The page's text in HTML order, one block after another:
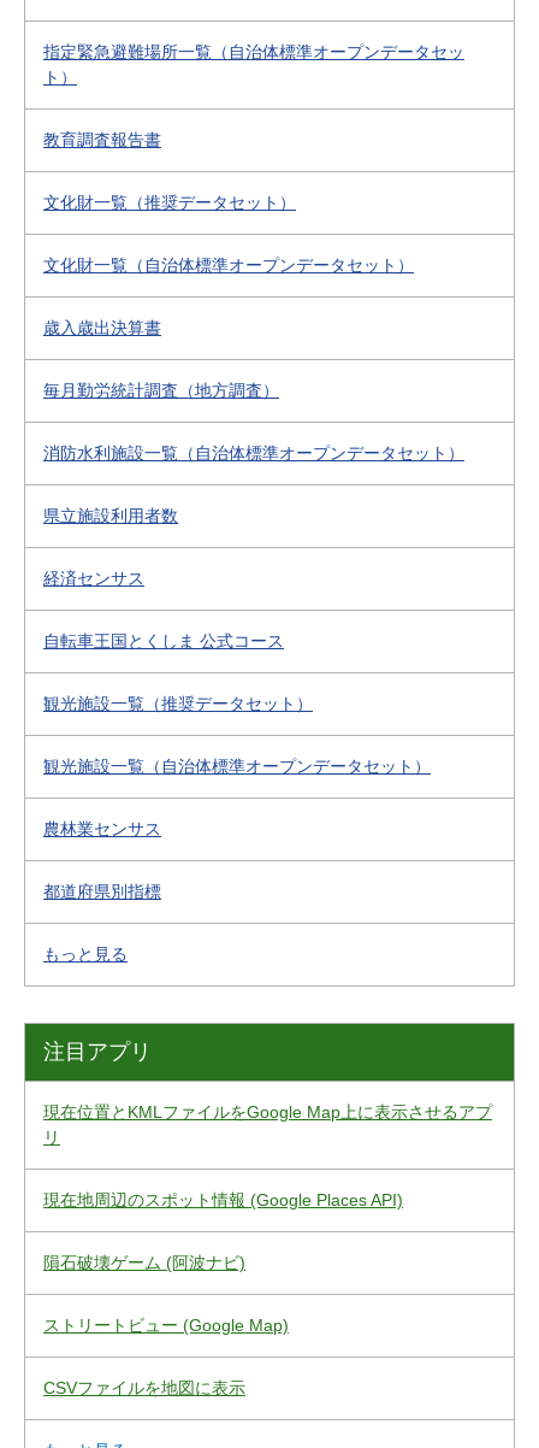
指定緊急避難場所一覧（自治体標準オープンデータセッ
ト）
教育調査報告書
文化財一覧（推奨データセット）
文化財一覧（自治体標準オープンデータセット）
歳入歳出決算書
毎月勤労統計調査（地方調査）
消防水利施設一覧（自治体標準オープンデータセット）
県立施設利用者数
経済センサス
自転車王国とくしま 公式コース
観光施設一覧（推奨データセット）
観光施設一覧（自治体標準オープンデータセット）
農林業センサス
都道府県別指標
もっと見る
注目アプリ
現在位置とKMLファイルをGoogle Map上に表示させるアプ
リ
現在地周辺のスポット情報 (Google Places API)
隕石破壊ゲーム (阿波ナビ)
ストリートビュー (Google Map)
CSVファイルを地図に表示